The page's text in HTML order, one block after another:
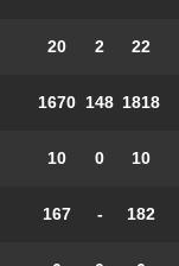
20 2 22
1670 148 1818
10 0 10
167 - 182